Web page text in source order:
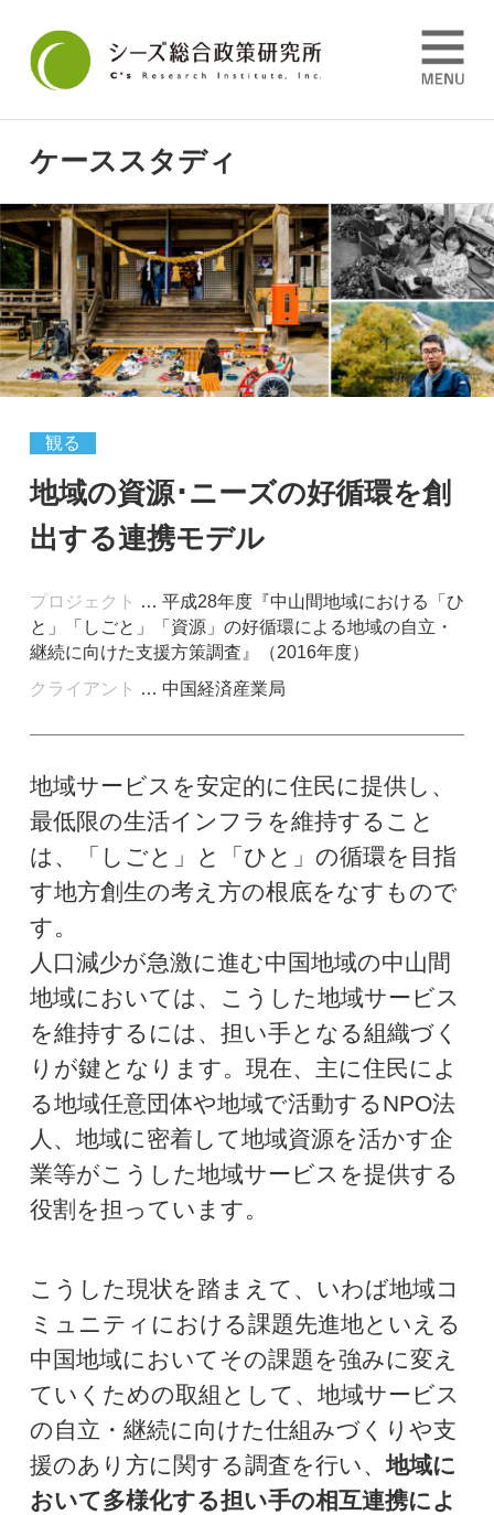
ケーススタディ
観る
地域の資源･ニーズの好循環を創
出する連携モデル
プロジェクト … 平成28年度『中山間地域における「ひ
と」「しごと」「資源」の好循環による地域の自立・
継続に向けた支援方策調査』（2016年度）
クライアント … 中国経済産業局
地域サービスを安定的に住民に提供し、
最低限の生活インフラを維持すること
は、「しごと」と「ひと」の循環を目指
す地方創生の考え方の根底をなすもので
す。
人口減少が急激に進む中国地域の中山間
地域においては、こうした地域サービス
を維持するには、担い手となる組織づく
りが鍵となります。現在、主に住民によ
る地域任意団体や地域で活動するNPO法
人、地域に密着して地域資源を活かす企
業等がこうした地域サービスを提供する
役割を担っています。
こうした現状を踏まえて、いわば地域コ
ミュニティにおける課題先進地といえる
中国地域においてその課題を強みに変え
ていくための取組として、地域サービス
の自立・継続に向けた仕組みづくりや支
援のあり方に関する調査を行い、地域に
おいて多様化する担い手の相互連携によ